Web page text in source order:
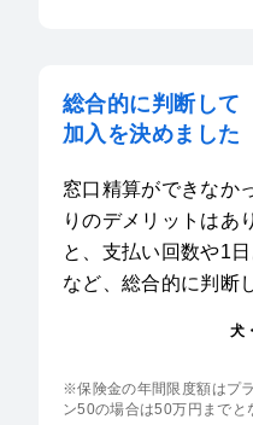
総合的に判断して
加入を決めました
窓口精算ができなか
りのデメリットはあ
と、支払い回数や1
など、総合的に判断
犬
※保険金の年間限度額はプ
ン50の場合は50万円までと